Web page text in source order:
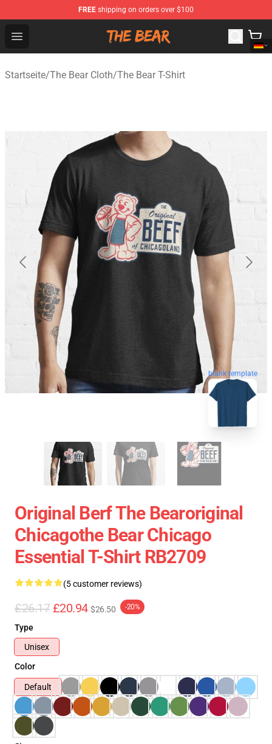
FREE shipping on orders over $100
Open menu
The Bear Shop - Official The Bear Merchandise Store
Startseite/The Bear Cloth/The Bear T-Shirt
blank template
Original Berf The Bearoriginal
Chicagothe Bear Chicago
Essential T-Shirt RB2709
(5 customer reviews)
£26.17 £20.94 $26.50 -20%
Type
Unisex
Color
Default